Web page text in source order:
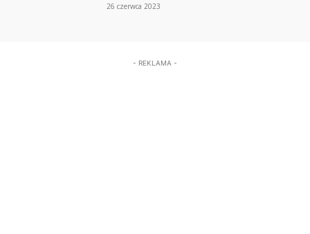
26 czerwca 2023
- REKLAMA -